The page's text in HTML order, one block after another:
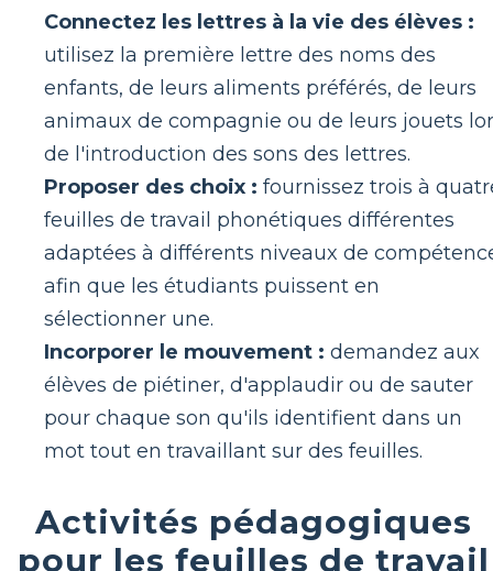
Connectez les lettres à la vie des élèves :
utilisez la première lettre des noms des
enfants, de leurs aliments préférés, de leurs
animaux de compagnie ou de leurs jouets
de l'introduction des sons des lettres.
Proposer des choix : fournissez trois à
feuilles de travail phonétiques différentes
adaptées à différents niveaux de
afin que les étudiants puissent en
sélectionner une.
Incorporer le mouvement : demandez aux
élèves de piétiner, d'applaudir ou de sauter
pour chaque son qu'ils identifient dans un
mot tout en travaillant sur des feuilles.
Activités pédagogiques
pour les feuilles de travail